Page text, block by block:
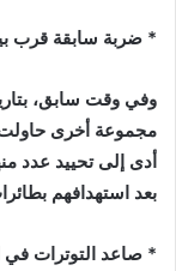
* ضربة سابقة قرب
مجموعة أخرى حاولت
أدى إلى تحييد عدد
بعد استهدافهم
* صاعد التوترات في